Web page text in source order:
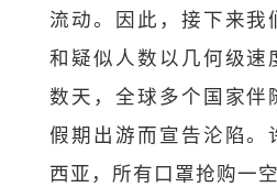
流动。因此，接下来我
和疑似人数以几何级速
数天，全球多个国家伴
假期出游而宣告沦陷。
西亚，所有口罩抢购一空